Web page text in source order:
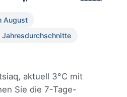
August
Jahresdurchschnitte
aktuell 3°C mit
Sie die 7-Tage-